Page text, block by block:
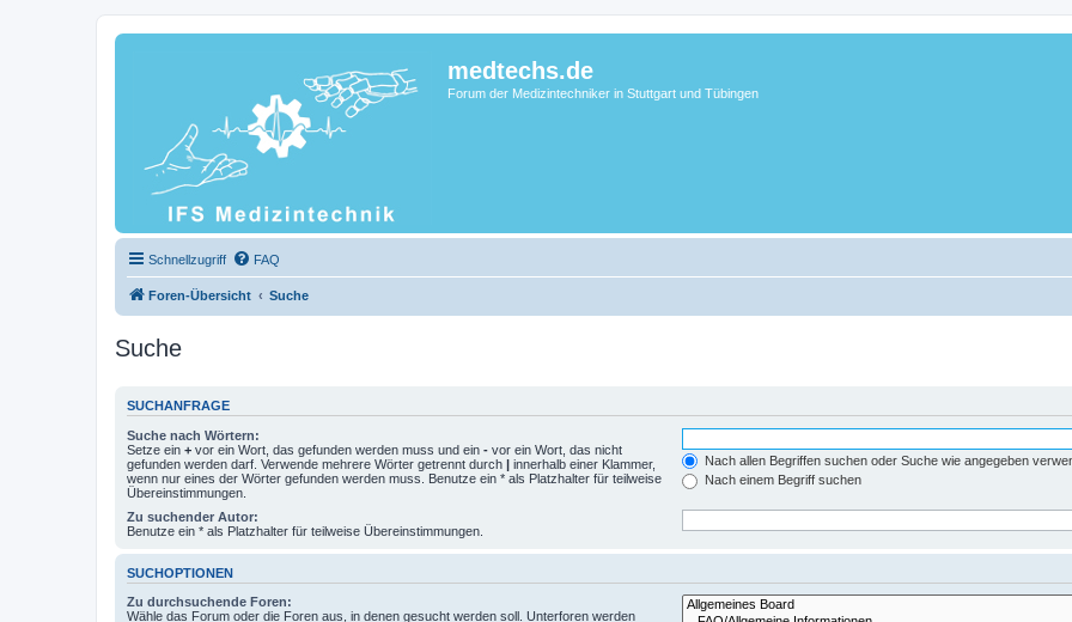
medtechs.de
Forum der Medizintechniker in Stuttgart und Tübingen
Schnellzugriff FAQ
Foren-Übersicht Suche
Suche
SUCHANFRAGE
Suche nach Wörtern:
Setze ein + vor ein Wort, das gefunden werden muss und ein - vor ein Wort, das nicht
gefunden werden darf. Verwende mehrere Wörter getrennt durch | innerhalb einer Klammer,
wenn nur eines der Wörter gefunden werden muss. Benutze ein * als Platzhalter für teilweise
Übereinstimmungen.
Nach allen Begriffen suchen oder Suche wie angegeben
Nach einem Begriff suchen
Zu suchender Autor:
Benutze ein * als Platzhalter für teilweise Übereinstimmungen.
SUCHOPTIONEN
Zu durchsuchende Foren:
Wähle das Forum oder die Foren aus, in denen gesucht werden soll. Unterforen werden